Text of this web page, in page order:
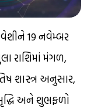
19 નવેમ્બર
રાશિમાં મંગળ,
શાસ્ત્ર અનુસાર,
અને શુભફળો